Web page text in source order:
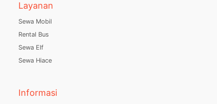
Layanan
Sewa Mobil
Rental Bus
Sewa Elf
Sewa Hiace
Informasi